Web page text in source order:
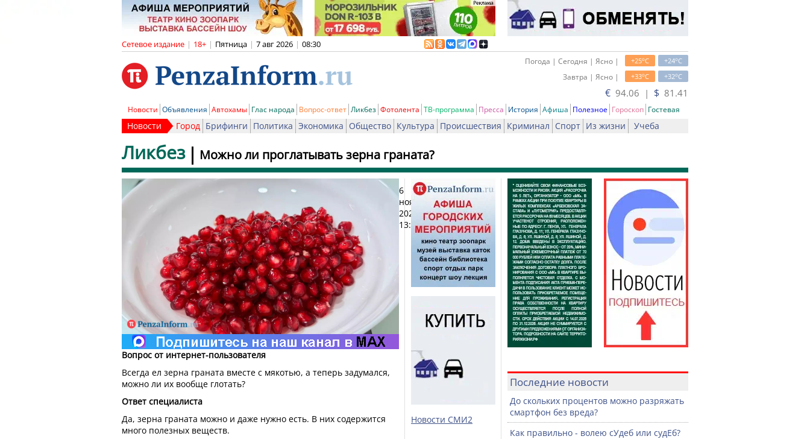
Сетевое издание | 18+ | Пятница | 7 авг 2026 | 08:30
+24oC
+25oC
Погода | Сегодня | Ясно |
+32oC
+33oC
Завтра | Ясно |
€ 94.06 | $ 81.41
Новости Объявления Автохамы Глас народа Вопрос-ответ Ликбез Фотолента ТВ-программа Пресса История Афиша Полезное Гороскоп Гостевая
Новости Город Брифинги Политика Экономика Общество Культура Происшествия Криминал Спорт Из жизни Учеба
Можно ли проглатывать зерна граната?
Ликбез
6
ноября
2025,
13:02
Печать
Вопрос от интернет-пользователя
Всегда ел зерна граната вместе с мякотью, а теперь задумался,
можно ли их вообще глотать?
Ответ специалиста
Да, зерна граната можно и даже нужно есть. В них содержится
много полезных веществ.
Новости СМИ2
Последние новости
До скольких процентов можно разряжать
смартфон без вреда?
Как правильно - волею сУдеб или судЕб?